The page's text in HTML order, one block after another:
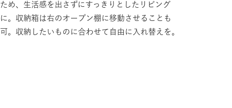
ため、生活感を出さずにすっきりとしたリビング
に。収納箱は右のオープン棚に移動させることも
可。収納したいものに合わせて自由に入れ替えを。